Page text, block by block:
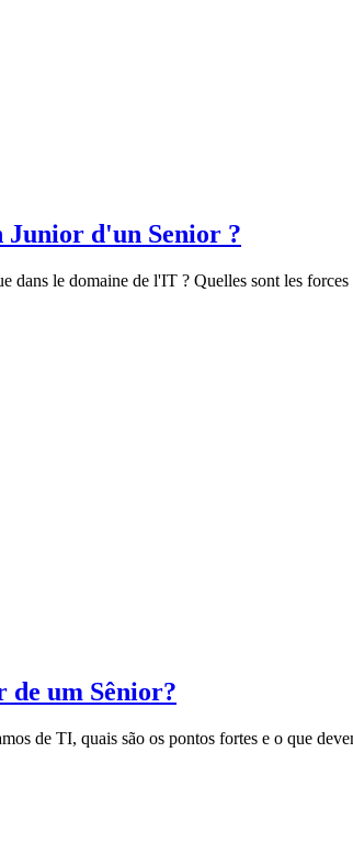
Junior d'un Senior ?
le domaine de l'IT ? Quelles sont les
um Sênior?
de TI, quais são os pontos fortes e o que